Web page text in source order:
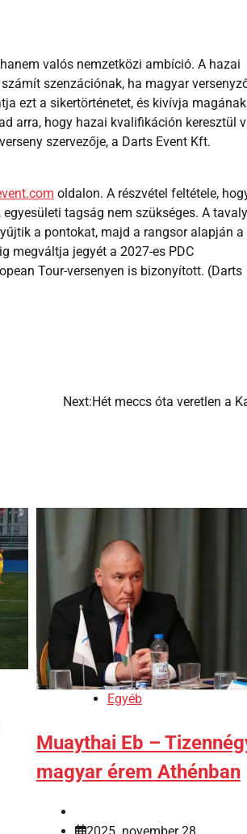
valós nemzetközi ambíció. A hazai
szenzációnak, ha magyar
ezt a sikertörténetet, és kivívja
arra, hogy hazai kvalifikáción keresztül
szervezője, a Darts Event Kft.
oldalon. A részvétel feltétele,
tagság nem szükséges. A
a pontokat, majd a rangsor alapján a
megváltja jegyét a 2027-es PDC
Tour-versenyen is bizonyított. (Darts
Next:Hét meccs óta veretlen a
Egyéb
Muaythai Eb –
magyar érem Athénban